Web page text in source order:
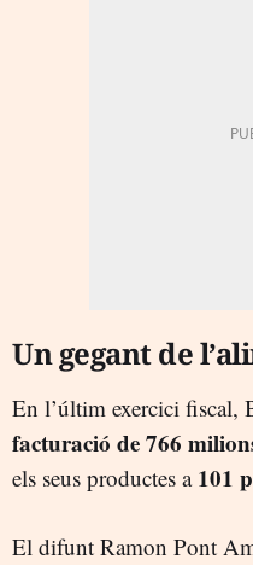
Un gegant de
En l’últim exercici fiscal,
facturació de 766
els seus productes a 101
El difunt Ramon Pont